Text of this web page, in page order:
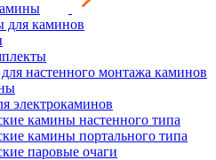
для каминов
настенного монтажа каминов
электрокаминов
камины настенного типа
камины портального типа
паровые очаги